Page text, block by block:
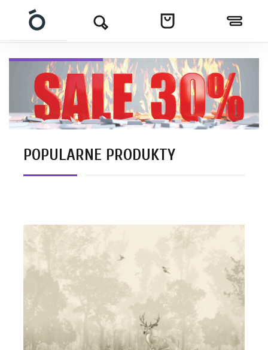
POPULARNE PRODUKTY